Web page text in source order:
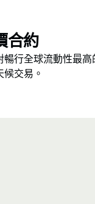
合約
暢行全球流動性最高
交易。